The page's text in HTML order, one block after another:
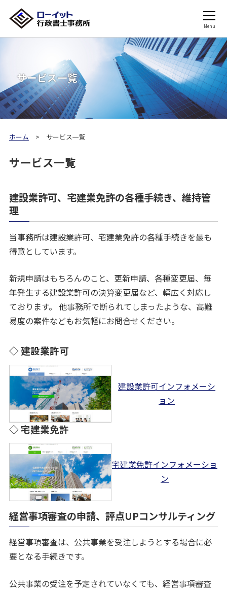
Menu
サービス一覧
ホーム サービス一覧
サービス一覧
建設業許可、宅建業免許の各種手続き、維持管
理
当事務所は建設業許可、宅建業免許の各種手続きを最も
得意としています。
新規申請はもちろんのこと、更新申請、各種変更届、毎
年発生する建設業許可の決算変更届など、幅広く対応し
ております。 他事務所で断られてしまったような、高難
易度の案件などもお気軽にお問合せください。
◇ 建設業許可
建設業許可インフォメーシ
ョン
◇ 宅建業免許
宅建業免許インフォメーショ
ン
経営事項審査の申請、評点UPコンサルティング
経営事項審査は、公共事業を受注しようとする場合に必
要となる手続きです。
公共事業の受注を予定されていなくても、経営事項審査